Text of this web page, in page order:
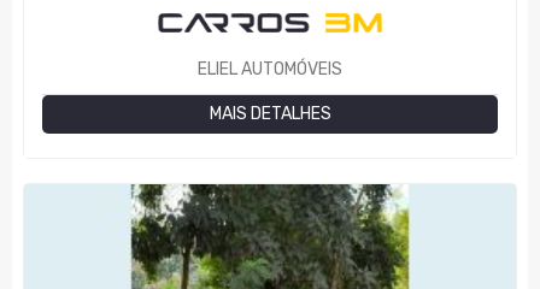
ELIEL AUTOMÓVEIS
MAIS DETALHES